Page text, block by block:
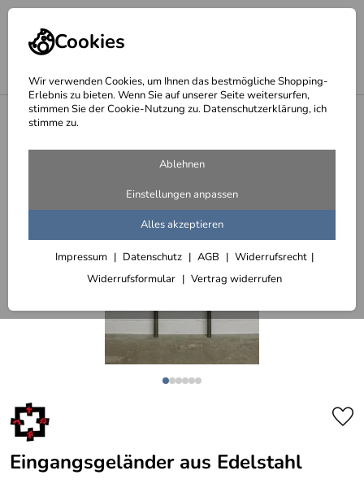
Cookies
Wir verwenden Cookies, um Ihnen das bestmögliche Shopping-
Erlebnis zu bieten. Wenn Sie auf unserer Seite weitersurfen,
stimmen Sie der Cookie-Nutzung zu. Datenschutzerklärung, ich
stimme zu.
Ablehnen
Einstellungen anpassen
Alles akzeptieren
Impressum Datenschutz AGB
Widerrufsrecht
Widerrufsformular
Vertrag widerrufen
Treppengeländer mit Reling aus Edelstahl
Eingangsgeländer aus Edelstahl